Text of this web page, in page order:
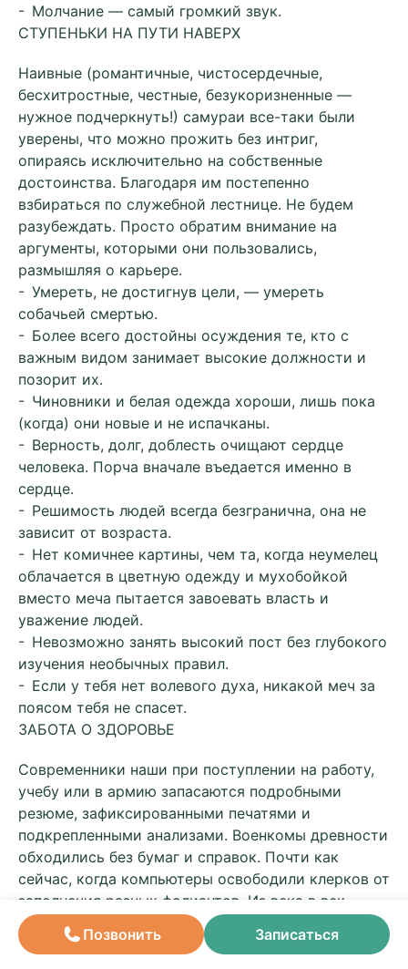
- Молчание — самый громкий звук.
СТУПЕНЬКИ НА ПУТИ НАВЕРХ
Наивные (романтичные, чистосердечные,
бесхитростные, честные, безукоризненные —
нужное подчеркнуть!) самураи все-таки были
уверены, что можно прожить без интриг,
опираясь исключительно на собственные
достоинства. Благодаря им постепенно
взбираться по служебной лестнице. Не будем
разубеждать. Просто обратим внимание на
аргументы, которыми они пользовались,
размышляя о карьере.
- Умереть, не достигнув цели, — умереть
собачьей смертью.
- Более всего достойны осуждения те, кто с
важным видом занимает высокие должности и
позорит их.
- Чиновники и белая одежда хороши, лишь пока
(когда) они новые и не испачканы.
- Верность, долг, доблесть очищают сердце
человека. Порча вначале въедается именно в
сердце.
- Решимость людей всегда безгранична, она не
зависит от возраста.
- Нет комичнее картины, чем та, когда неумелец
облачается в цветную одежду и мухобойкой
вместо меча пытается завоевать власть и
уважение людей.
- Невозможно занять высокий пост без глубокого
изучения необычных правил.
- Если у тебя нет волевого духа, никакой меч за
поясом тебя не спасет.
ЗАБОТА О ЗДОРОВЬЕ
Современники наши при поступлении на работу,
учебу или в армию запасаются подробными
резюме, зафиксированными печатями и
подкрепленными анализами. Военкомы древности
обходились без бумаг и справок. Почти как
сейчас, когда компьютеры освободили клерков от
заполнения разных фолиантов. Из века в век
вершители судеб принимали пополнение, что
называется, на глаз. Опираясь на небольшой по
Позвонить Записаться